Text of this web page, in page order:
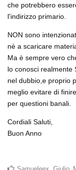
che potrebbero
l'indirizzo primario.
NON sono
nè a scaricare
Ma è sempre vero
lo conosci realmente
nel dubbio,e proprio
meglio evitare di
per questioni banali.
Cordiali Saluti,
Buon Anno